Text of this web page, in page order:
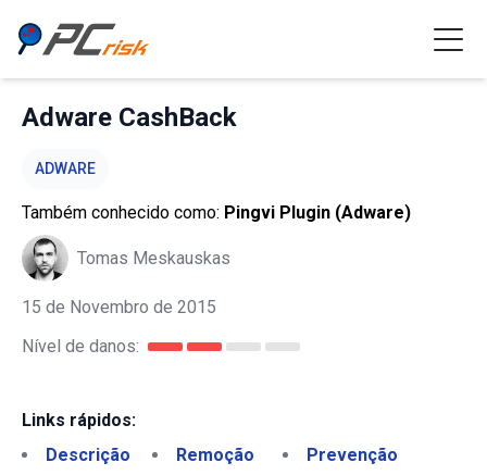
Adware CashBack
ADWARE
Também conhecido como: Pingvi Plugin (Adware)
Tomas Meskauskas
15 de Novembro de 2015
Nível de danos:
Links rápidos:
Descrição
Remoção Prevenção